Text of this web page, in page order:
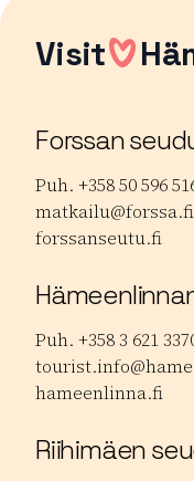
Visit
Forssan
Puh. +358 50 596
matkailu@forssa.fi
forssanseutu.fi
Puh. +358 3 621
hameenlinna.fi
Riihimäen